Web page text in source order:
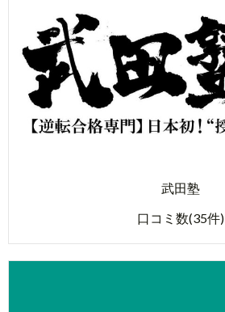
武田塾
口コミ数(35件)